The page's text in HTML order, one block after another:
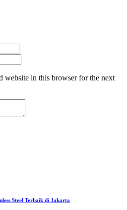
website in this browser for the next
Steel Terbaik di Jakarta